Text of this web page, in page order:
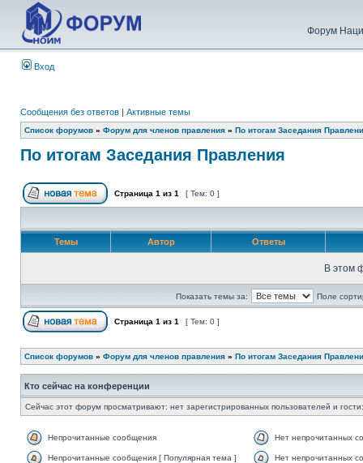
Форум
Вход
Сообщения без ответов | Активные темы
Список форумов » Форум для членов правления » По итогам Заседания
По итогам Заседания Правления
Страница 1 из 1 [ Тем: 0 ]
Темы Автор Ответы
В этом
Показать темы за: Поле
Страница 1 из 1 [ Тем: 0 ]
Список форумов » Форум для членов правления » По итогам Заседания
Кто сейчас на конференции
Сейчас этот форум просматривают: нет зарегистрированных пользователей и
Непрочитанные сообщения Нет непрочитанных
Непрочитанные сообщения [ Популярная тема ] Нет непрочитанных